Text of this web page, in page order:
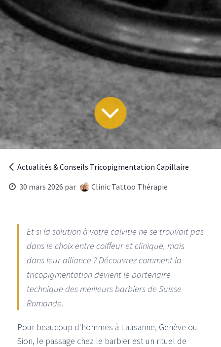
Actualités & Conseils Tricopigmentation Capillaire
30 mars 2026 par Clinic Tattoo Thérapie
Et si la solution à votre calvitie ne se trouvait pas
dans le choix entre coiffeur et clinique, mais
dans leur alliance ? Découvrez comment la
tricopigmentation devient le partenaire
technique des meilleurs barbiers de Suisse
Romande.
Pour beaucoup d'hommes à Lausanne, Genève ou
Sion, le passage chez le barbier est un rituel de